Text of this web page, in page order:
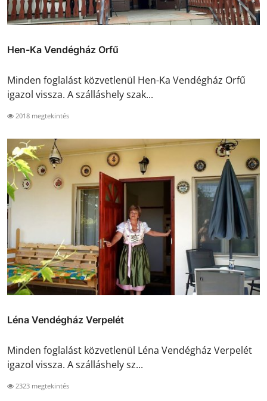
Hen-Ka Vendégház Orfű
Minden foglalást közvetlenül Hen-Ka Vendégház Orfű
igazol vissza. A szálláshely szak...
2018 megtekintés
Léna Vendégház Verpelét
Minden foglalást közvetlenül Léna Vendégház Verpelét
igazol vissza. A szálláshely sz...
2323 megtekintés